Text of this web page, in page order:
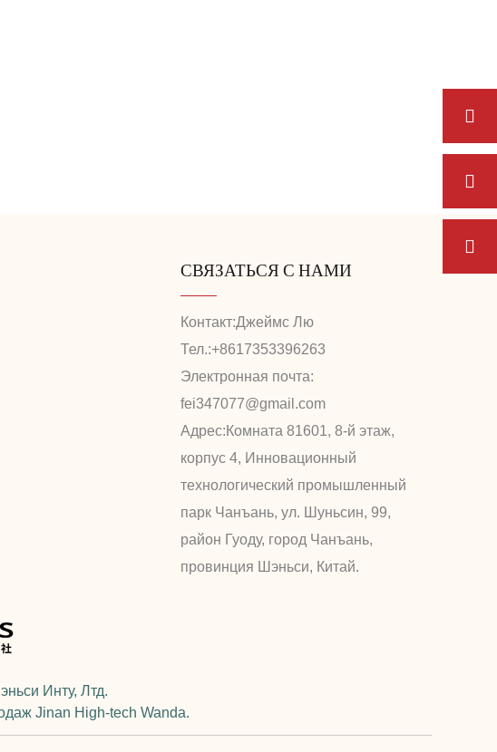
СВЯЗАТЬСЯ С НАМИ
Контакт:Джеймс Лю
Тел.:+8617353396263
Электронная почта:
fei347077@gmail.com
Адрес: Комната 81601, 8-й этаж,
корпус 4, Инновационный
технологический промышленный
парк Чанъань, ул. Шуньсин, 99,
район Гуоду, город Чанъань,
провинция Шэньси, Китай.
Инту, Лтд.
Jinan High-tech Wanda.